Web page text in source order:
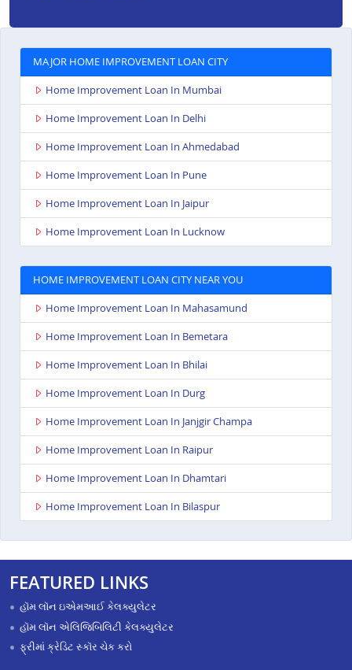
MAJOR HOME IMPROVEMENT LOAN CITY
Home Improvement Loan In Mumbai
Home Improvement Loan In Delhi
Home Improvement Loan In Ahmedabad
Home Improvement Loan In Pune
Home Improvement Loan In Jaipur
Home Improvement Loan In Lucknow
HOME IMPROVEMENT LOAN CITY NEAR YOU
Home Improvement Loan In Mahasamund
Home Improvement Loan In Bemetara
Home Improvement Loan In Bhilai
Home Improvement Loan In Durg
Home Improvement Loan In Janjgir Champa
Home Improvement Loan In Raipur
Home Improvement Loan In Dhamtari
Home Improvement Loan In Bilaspur
FEATURED LINKS
હૉમ લૉન ઇએમઆઈ કેલક્યુલેટર
હૉમ લૉન એલિજિબિલિટી કેલક્યુલેટર
ફ્રીમાં ક્રેડિટ સ્કૉર ચેક કરો